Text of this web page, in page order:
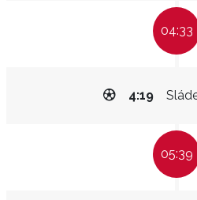
04:33
4:19
05:39